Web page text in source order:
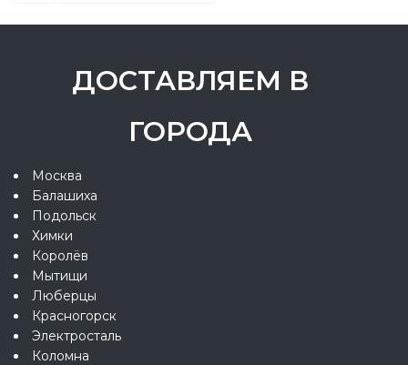
ДОСТАВЛЯЕМ В
ГОРОДА
Москва
Балашиха
Подольск
Химки
Королёв
Мытищи
Люберцы
Красногорск
Электросталь
Коломна